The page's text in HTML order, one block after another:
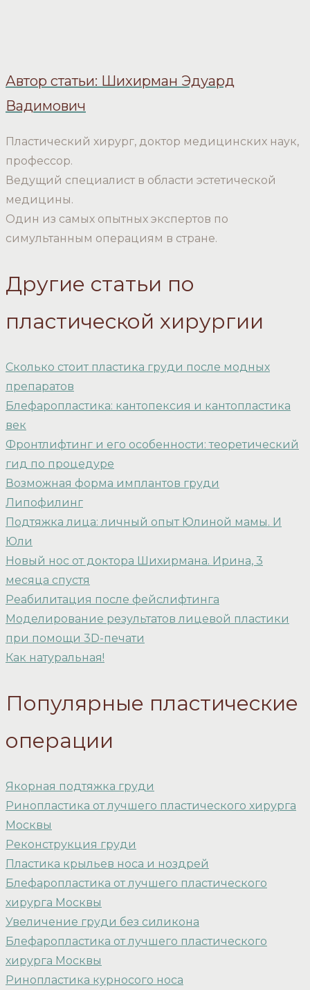
Автор статьи: Шихирман Эдуард
Вадимович
Пластический хирург, доктор медицинских наук,
профессор.
Ведущий специалист в области эстетической
медицины.
Один из самых опытных экспертов по
симультанным операциям в стране.
Другие статьи по
пластической хирургии
Сколько стоит пластика груди после модных
препаратов
Блефаропластика: кантопексия и кантопластика
век
Фронтлифтинг и его особенности: теоретический
гид по процедуре
Возможная форма имплантов груди
Липофилинг
Подтяжка лица: личный опыт Юлиной мамы. И
Юли
Новый нос от доктора Шихирмана. Ирина, 3
месяца спустя
Реабилитация после фейслифтинга
Моделирование результатов лицевой пластики
при помощи 3D-печати
Как натуральная!
Популярные пластические
операции
Якорная подтяжка груди
Ринопластика от лучшего пластического хирурга
Москвы
Реконструкция груди
Пластика крыльев носа и ноздрей
Блефаропластика от лучшего пластического
хирурга Москвы
Увеличение груди без силикона
Блефаропластика от лучшего пластического
хирурга Москвы
Ринопластика курносого носа